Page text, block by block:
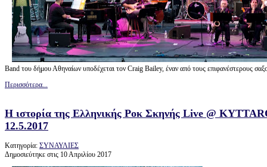
Band του δήμου Αθηναίων υποδέχεται τον Craig Bailey, έναν από τους επιφανέστερους
Περισσότερα...
Η ιστορία της Ελληνικής Ροκ Σκηνής Live @
‎12.5.2017
Κατηγορία: ΣΥΝΑΥΛΙΕΣ
Δημοσιεύτηκε στις 10 Απριλίου 2017